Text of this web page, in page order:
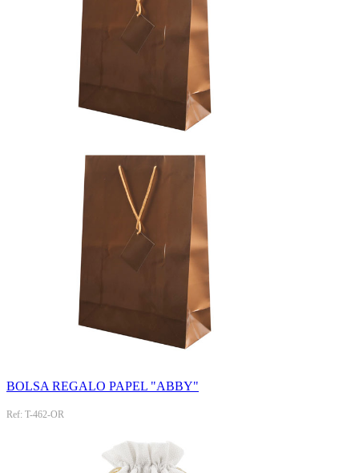
BOLSA REGALO PAPEL "ABBY"
Ref: T-462-OR